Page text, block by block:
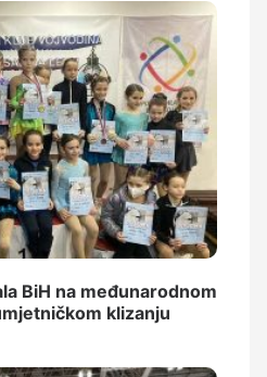
BiH na međunarodnom
klizanju